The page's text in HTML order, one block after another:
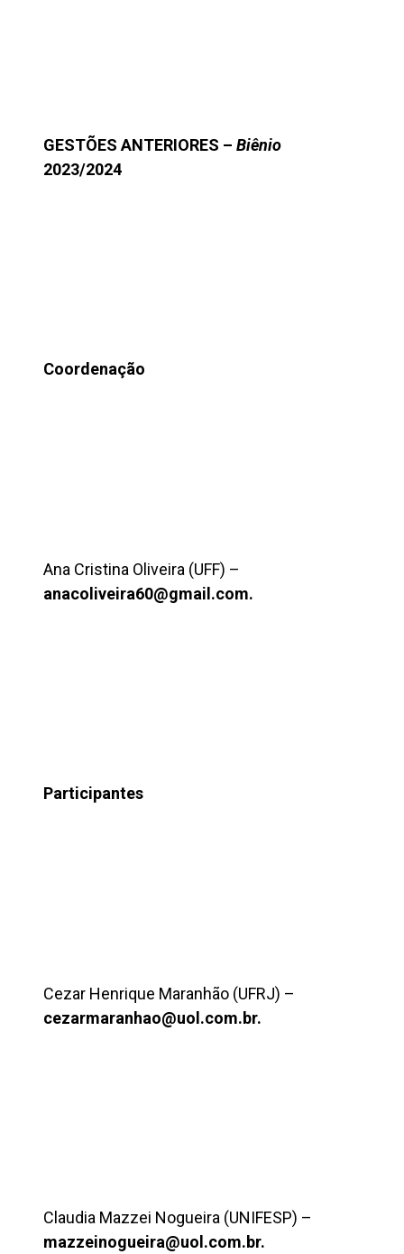
GESTÕES ANTERIORES – Biênio
2023/2024
Coordenação
Ana Cristina Oliveira (UFF) –
anacoliveira60@gmail.com.
Participantes
Cezar Henrique Maranhão (UFRJ) –
cezarmaranhao@uol.com.br.
Claudia Mazzei Nogueira (UNIFESP) –
mazzeinogueira@uol.com.br.